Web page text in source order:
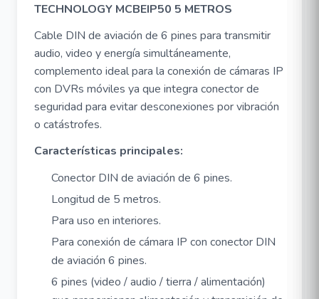
TECHNOLOGY MCBEIP50 5 METROS
Cable DIN de aviación de 6 pines para transmitir
audio, video y energía simultáneamente,
complemento ideal para la conexión de cámaras IP
con DVRs móviles ya que integra conector de
seguridad para evitar desconexiones por vibración
o catástrofes.
Características principales:
Conector DIN de aviación de 6 pines.
Longitud de 5 metros.
Para uso en interiores.
Para conexión de cámara IP con conector DIN
de aviación 6 pines.
6 pines (video / audio / tierra / alimentación)